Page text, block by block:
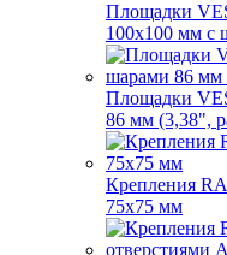
Площадки
100x100 мм с
Площадки
86 мм (3,38",
Крепления
75x75 мм